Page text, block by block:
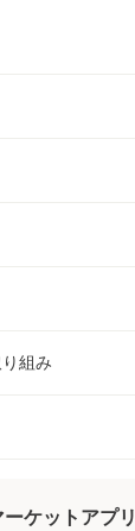
組み
ケットアプリ